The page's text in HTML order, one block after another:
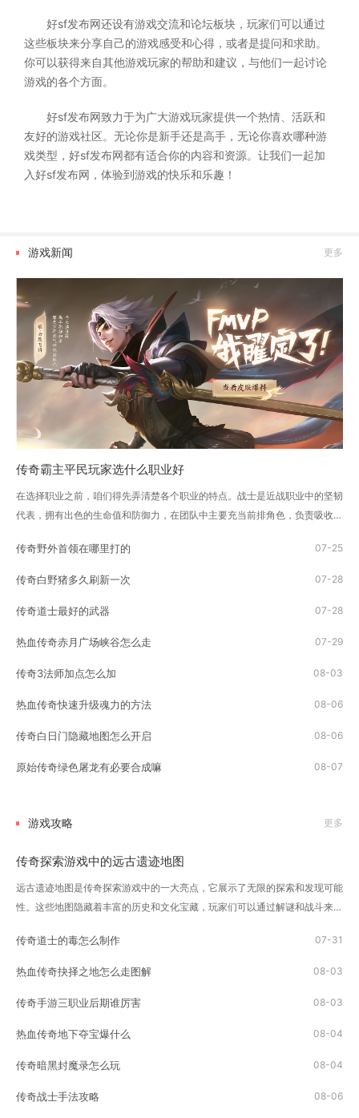
好sf发布网还设有游戏交流和论坛板块，玩家们可以通过
这些板块来分享自己的游戏感受和心得，或者是提问和求助。
你可以获得来自其他游戏玩家的帮助和建议，与他们一起讨论
游戏的各个方面。
好sf发布网致力于为广大游戏玩家提供一个热情、活跃和
友好的游戏社区。无论你是新手还是高手，无论你喜欢哪种游
戏类型，好sf发布网都有适合你的内容和资源。让我们一起加
入好sf发布网，体验到游戏的快乐和乐趣！
游戏新闻 更多
传奇霸主平民玩家选什么职业好
在选择职业之前，咱们得先弄清楚各个职业的特点。战士是近战职业中的坚韧
代表，拥有出色的生命值和防御力，在团队中主要充当前排角色，负责吸收伤
传奇野外首领在哪里打的 07-25
传奇白野猪多久刷新一次 07-28
传奇道士最好的武器 07-28
热血传奇赤月广场峡谷怎么走 07-29
传奇3法师加点怎么加 08-03
热血传奇快速升级魂力的方法 08-06
传奇白日门隐藏地图怎么开启 08-06
原始传奇绿色屠龙有必要合成嘛 08-07
游戏攻略 更多
传奇探索游戏中的远古遗迹地图
远古遗迹地图是传奇探索游戏中的一大亮点，它展示了无限的探索和发现可能
性。这些地图隐藏着丰富的历史和文化宝藏，玩家们可以通过解谜和战斗来逐
以通过击败敌人、完成任务或者是其他的...
传奇道士的毒怎么制作 07-31
热血传奇抉择之地怎么走图解 08-03
传奇手游三职业后期谁厉害 08-03
热血传奇地下夺宝爆什么 08-04
传奇暗黑封魔录怎么玩 08-04
传奇战士手法攻略 08-06